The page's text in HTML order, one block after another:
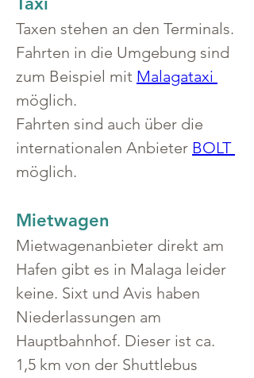
Taxen stehen an den Terminals.
Fahrten in die Umgebung sind
zum Beispiel mit Malagataxi
möglich.
Fahrten sind auch über die
internationalen Anbieter BOLT
möglich.
Mietwagen
Mietwagenanbieter direkt am
Hafen gibt es in Malaga leider
keine. Sixt und Avis haben
Niederlassungen am
Hauptbahnhof. Dieser ist ca.
1,5 km von der Shuttlebus